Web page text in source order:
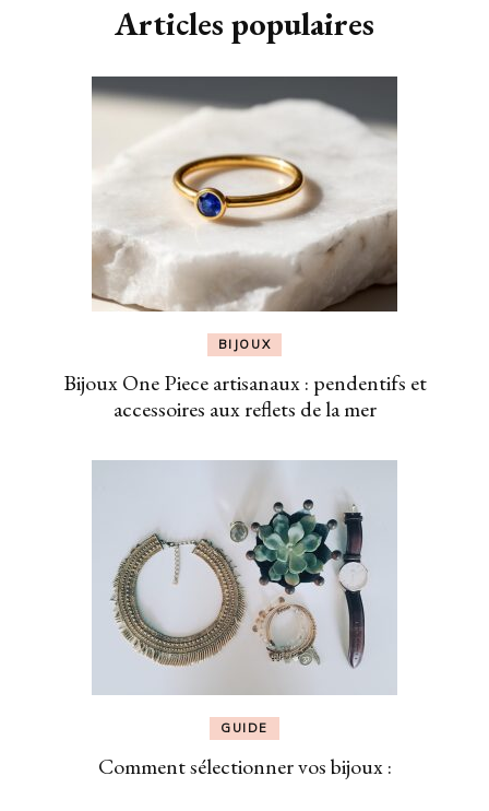
Articles populaires
BIJOUX
Bijoux One Piece artisanaux : pendentifs et
accessoires aux reflets de la mer
GUIDE
Comment sélectionner vos bijoux :